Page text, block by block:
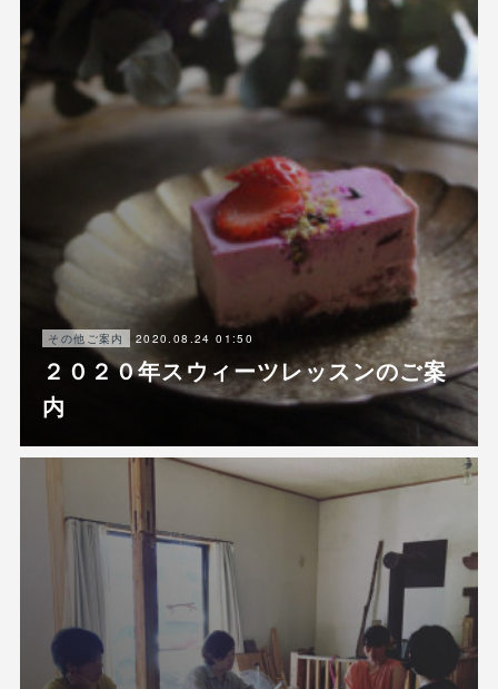
その他ご案内 2020.08.24 01:50
２０２０年スウィーツレッスンのご案
内